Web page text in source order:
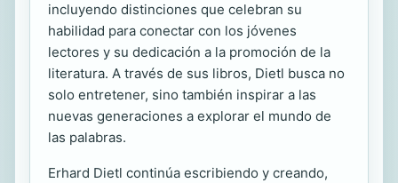
incluyendo distinciones que celebran su
habilidad para conectar con los jóvenes
lectores y su dedicación a la promoción de la
literatura. A través de sus libros, Dietl busca no
solo entretener, sino también inspirar a las
nuevas generaciones a explorar el mundo de
las palabras.
Erhard Dietl continúa escribiendo y creando,